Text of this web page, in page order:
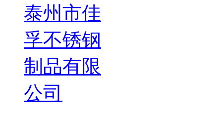
泰州市佳
孚不锈钢
制品有限
公司